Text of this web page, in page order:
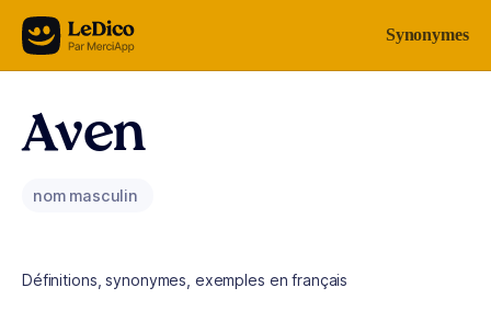
Aller au contenu Synonymes
Aven
nom masculin
Définitions, synonymes, exemples en français